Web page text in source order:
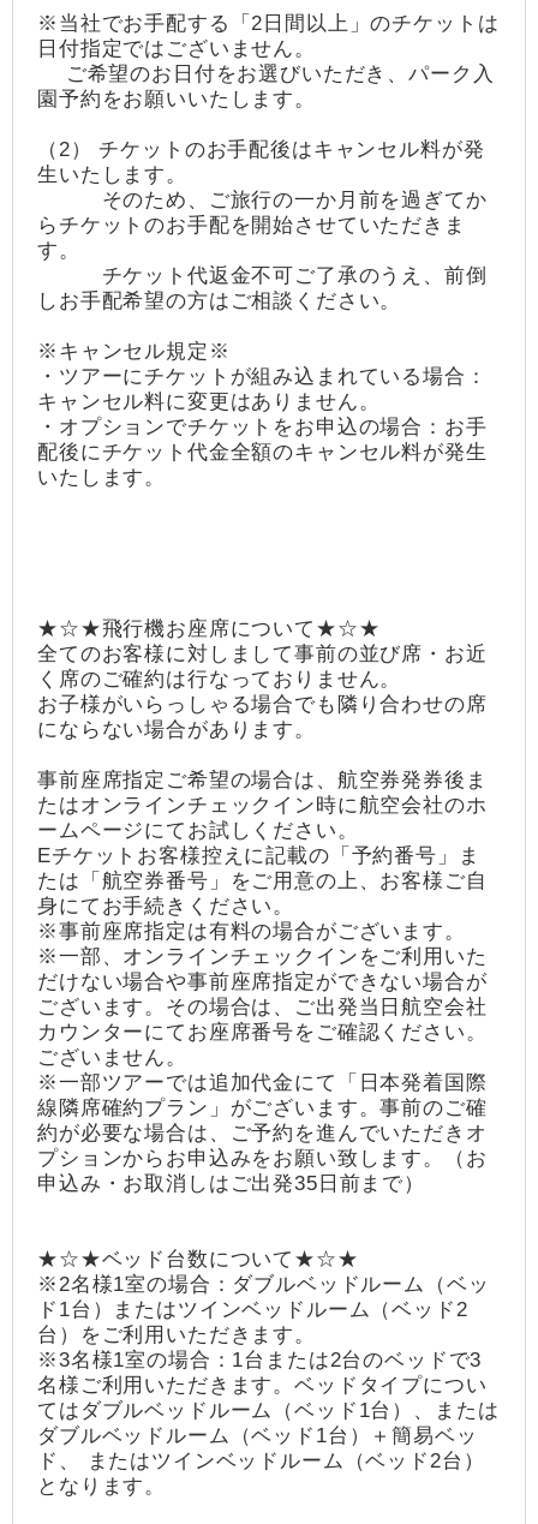
※当社でお手配する「2日間以上」のチケットは
日付指定ではございません。
ご希望のお日付をお選びいただき、パーク入
園予約をお願いいたします。
（2） チケットのお手配後はキャンセル料が発
生いたします。
そのため、ご旅行の一か月前を過ぎてか
らチケットのお手配を開始させていただきま
す。
チケット代返金不可ご了承のうえ、前倒
しお手配希望の方はご相談ください。
※キャンセル規定※
・ツアーにチケットが組み込まれている場合：
キャンセル料に変更はありません。
・オプションでチケットをお申込の場合：お手
配後にチケット代金全額のキャンセル料が発生
いたします。
★☆★飛行機お座席について★☆★
全てのお客様に対しまして事前の並び席・お近
く席のご確約は行なっておりません。
お子様がいらっしゃる場合でも隣り合わせの席
にならない場合があります。
事前座席指定ご希望の場合は、航空券発券後ま
たはオンラインチェックイン時に航空会社のホ
ームページにてお試しください。
Eチケットお客様控えに記載の「予約番号」ま
たは「航空券番号」をご用意の上、お客様ご自
身にてお手続きください。
※事前座席指定は有料の場合がございます。
※一部、オンラインチェックインをご利用いた
だけない場合や事前座席指定ができない場合が
ございます。その場合は、ご出発当日航空会社
カウンターにてお座席番号をご確認ください。
ございません。
※一部ツアーでは追加代金にて「日本発着国際
線隣席確約プラン」がございます。事前のご確
約が必要な場合は、ご予約を進んでいただきオ
プションからお申込みをお願い致します。（お
申込み・お取消しはご出発35日前まで）
★☆★ベッド台数について★☆★
※2名様1室の場合：ダブルベッドルーム（ベッ
ド1台）またはツインベッドルーム（ベッド2
台）をご利用いただきます。
※3名様1室の場合：1台または2台のベッドで3
名様ご利用いただきます。ベッドタイプについ
てはダブルベッドルーム（ベッド1台）、または
ダブルベッドルーム（ベッド1台）＋簡易ベッ
ド、 またはツインベッドルーム（ベッド2台）
となります。